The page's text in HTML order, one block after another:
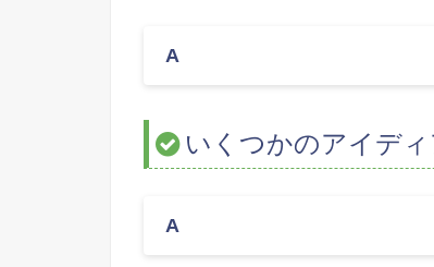
A
いくつかのアイディ
A